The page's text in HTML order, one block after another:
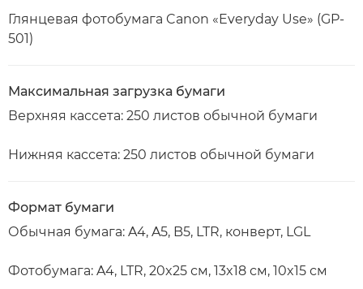
Глянцевая фотобумага Canon «Everyday Use» (GP-
501)
Максимальная загрузка бумаги
Верхняя кассета: 250 листов обычной бумаги
Нижняя кассета: 250 листов обычной бумаги
Формат бумаги
Обычная бумага: A4, A5, B5, LTR, конверт, LGL
Фотобумага: A4, LTR, 20x25 см, 13x18 см, 10x15 см